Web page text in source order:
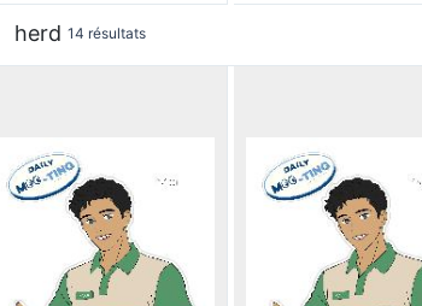
herd 14 résultats